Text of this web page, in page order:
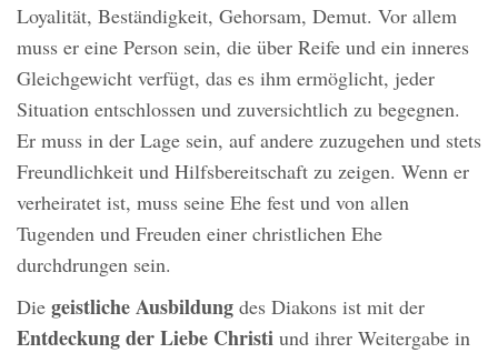
Loyalität, Beständigkeit, Gehorsam, Demut. Vor allem
muss er eine Person sein, die über Reife und ein inneres
Gleichgewicht verfügt, das es ihm ermöglicht, jeder
Situation entschlossen und zuversichtlich zu begegnen.
Er muss in der Lage sein, auf andere zuzugehen und stets
Freundlichkeit und Hilfsbereitschaft zu zeigen. Wenn er
verheiratet ist, muss seine Ehe fest und von allen
Tugenden und Freuden einer christlichen Ehe
durchdrungen sein.
Die geistliche Ausbildung des Diakons ist mit der
Entdeckung der Liebe Christi und ihrer Weitergabe in